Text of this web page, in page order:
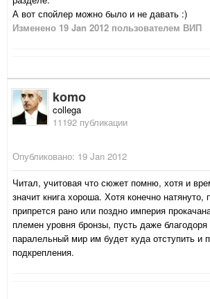
А вот спойлер можно было и не давать :)
Изменено 19 Jan 2012 пользователем ВИП
komo
collega
11192 публикации
Опубликовано: 19 Jan 2012
Читал, учитовая что сюжет помню, хотя и
значит книга хороша. Хотя конечно
припрется рано или поздно империя
племен уровня бронзы, пусть даже
паралельный мир им будет куда отступить и
подкрепления.